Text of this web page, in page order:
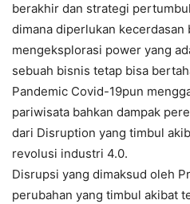
berakhir dan strategi
dimana diperlukan
mengeksplorasi power yang
sebuah bisnis tetap bisa
Pandemic Covid-19pun
pariwisata bahkan dampak
dari Disruption yang timbul
revolusi industri 4.0.
Disrupsi yang dimaksud oleh
perubahan yang timbul akibat